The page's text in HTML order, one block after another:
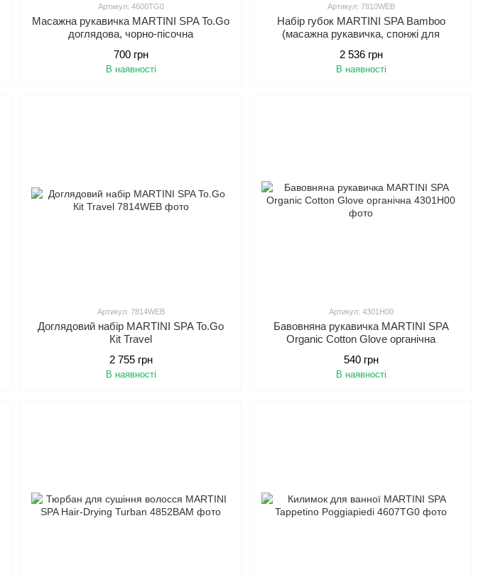
Артикул: 4600TG0
Масажна рукавичка MARTINI SPA To.Go
доглядова, чорно-пісочна
700 грн
В наявності
Артикул: 7810WEB
Набір губок MARTINI SPA Bamboo
(масажна рукавичка, спонжі для
масажні губки для тіла)
2 536 грн
В наявності
Артикул: 7814WEB
Доглядовий набір MARTINI SPA To.Go
Кit Travel
2 755 грн
В наявності
Артикул: 4301H00
Бавовняна рукавичка MARTINI SPA
Organic Cotton Glove органічна
540 грн
В наявності